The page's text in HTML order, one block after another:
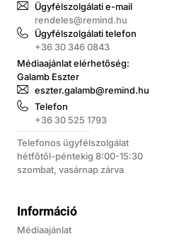
Ügyfélszolgálati e-mail
rendeles@remind.hu
Ügyfélszolgálati telefon
+36 30 346 0843
Médiaajánlat elérhetőség:
Galamb Eszter
eszter.galamb@remind.hu
Telefon
+36 30 525 1793
Telefonos ügyfélszolgálat
hétfőtől-péntekig 8:00-15:30
szombat, vasárnap zárva
Információ
Médiaajánlat